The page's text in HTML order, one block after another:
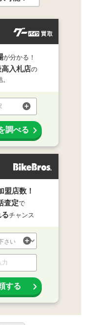
が分かる！
高入札店の
調べる
盟店数！
査定で
チャンス
する